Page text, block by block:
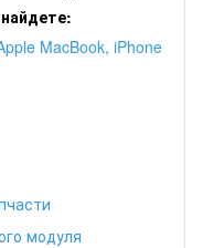
MacBook, iPhone
модуля